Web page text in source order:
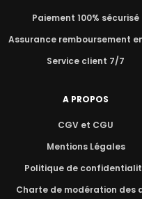
Paiement 100% sécurisé
Assurance remboursement
Service client 7/7
A PROPOS
CGV et CGU
Mentions Légales
Politique de
Charte de modération des